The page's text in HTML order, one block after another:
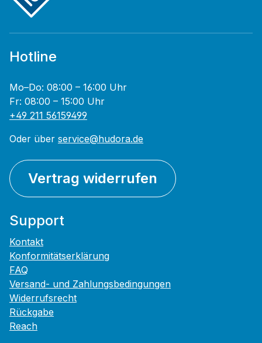
Hotline
Mo–Do: 08:00 – 16:00 Uhr
Fr: 08:00 – 15:00 Uhr
+49 211 56159499
Oder über service@hudora.de
Vertrag widerrufen
Support
Kontakt
Konformitätserklärung
FAQ
Versand- und Zahlungsbedingungen
Widerrufsrecht
Rückgabe
Reach